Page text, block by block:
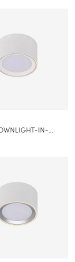
FALLON DOWNLIGHT-IN-PÅBYGGNAD SILVER